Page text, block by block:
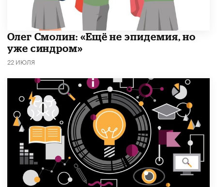
​Олег Смолин: «Ещё не эпидемия, но
уже синдром»
22 ИЮЛЯ